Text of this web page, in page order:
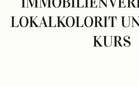
LOKALKOLORIT
KURS